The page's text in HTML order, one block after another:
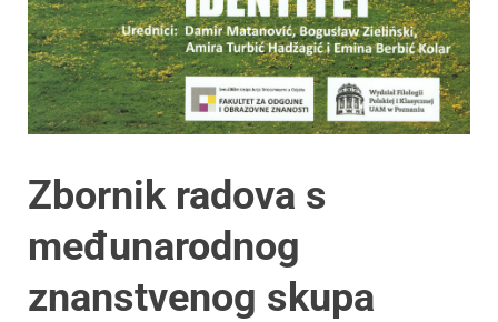
Zbornik radova s
međunarodnog
znanstvenog skupa